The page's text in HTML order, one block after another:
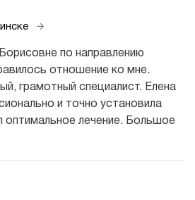
по направлению
отношение ко мне.
грамотный специалист. Елена
и точно установила
оптимальное лечение. Большое